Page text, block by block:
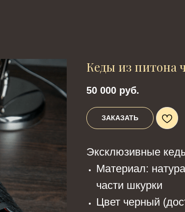
Кеды из питона
50 000 руб.
ЗАКАЗАТЬ
Эксклюзивные
Материал:
части шкурки
Цвет черный